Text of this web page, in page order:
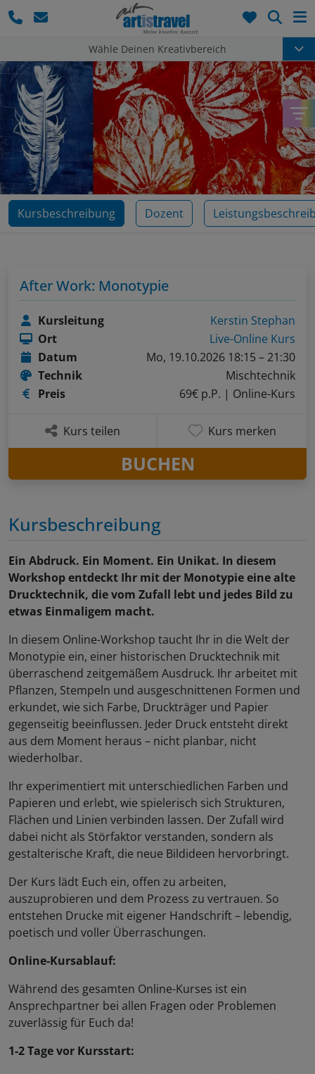
Wähle Deinen Kreativbereich
Kursbeschreibung Dozent
Kursbeschreibung
Ein Abdruck. Ein Moment. Ein Unikat. In diesem
Workshop entdeckt Ihr mit der Monotypie eine alte
Drucktechnik, die vom Zufall lebt und jedes Bild zu
etwas Einmaligem macht.
In diesem Online-Workshop taucht Ihr in die Welt der
Monotypie ein, einer historischen Drucktechnik mit
überraschend zeitgemäßem Ausdruck. Ihr arbeitet mit
Pflanzen, Stempeln und ausgeschnittenen Formen und
erkundet, wie sich Farbe, Druckträger und Papier
gegenseitig beeinflussen. Jeder Druck entsteht direkt
aus dem Moment heraus – nicht planbar, nicht
wiederholbar.
Ihr experimentiert mit unterschiedlichen Farben und
Papieren und erlebt, wie spielerisch sich Strukturen,
Flächen und Linien verbinden lassen. Der Zufall wird
dabei nicht als Störfaktor verstanden, sondern als
gestalterische Kraft, die neue Bildideen hervorbringt.
Der Kurs lädt Euch ein, offen zu arbeiten,
auszuprobieren und dem Prozess zu vertrauen. So
entstehen Drucke mit eigener Handschrift – lebendig,
poetisch und voller Überraschungen.
Online-Kursablauf:
Während des gesamten Online-Kurses ist ein
Ansprechpartner bei allen Fragen oder Problemen
zuverlässig für Euch da!
1-2 Tage vor Kursstart:
After Work: Monotypie
Kursleitung
Kerstin Stephan
Ort
Live-Online Kurs
Datum
Mo, 19.10.2026 18:15 – 21:30
Technik
Mischtechnik
Preis
69€ p.P. | Online-Kurs
Kurs teilen Kurs merken
BUCHEN